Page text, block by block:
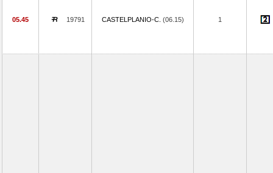
05.45 19791 CASTELPLANIO-C. (06.15) 1